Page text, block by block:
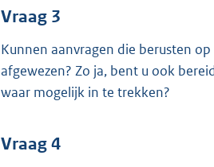
Vraag 3
Kunnen aanvragen die berusten
afgewezen? Zo ja, bent u ook
waar mogelijk in te trekken?
Vraag 4